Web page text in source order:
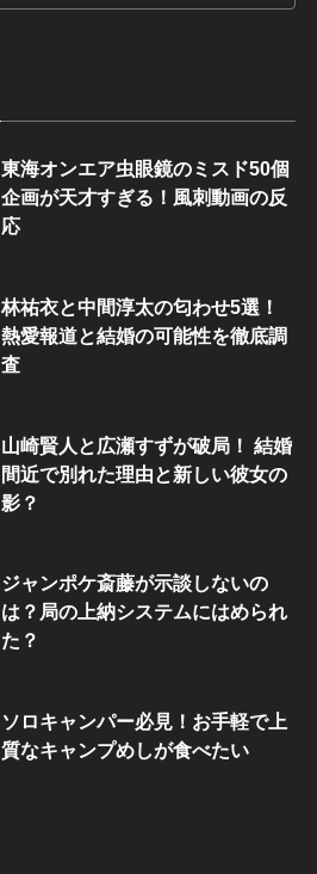
東海オンエア虫眼鏡のミスド50個
企画が天才すぎる！風刺動画の反
応
林祐衣と中間淳太の匂わせ5選！
熱愛報道と結婚の可能性を徹底調
査
山崎賢人と広瀬すずが破局！ 結婚
間近で別れた理由と新しい彼女の
影？
ジャンポケ斎藤が示談しないの
は？局の上納システムにはめられ
た？
ソロキャンパー必見！お手軽で上
質なキャンプめしが食べたい